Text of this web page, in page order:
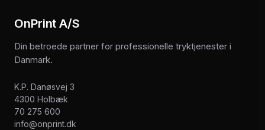
OnPrint A/S
Din betroede partner for professionelle tryktjenester i
Danmark.
K.P. Danøsvej 3
4300 Holbæk
70 275 600
info@onprint.dk